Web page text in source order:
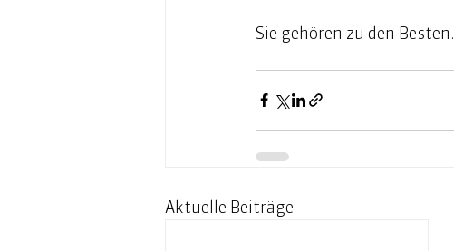
Sie gehören zu den Besten.
Aktuelle Beiträge